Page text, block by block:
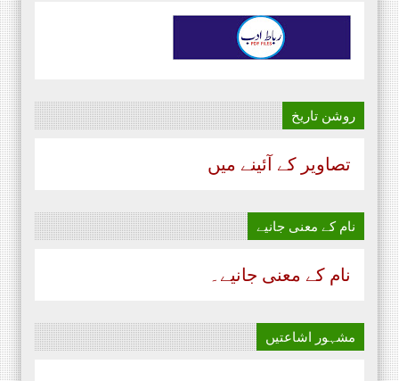
روشن تاریخ
تصاویر کے آئینے میں
نام‌ کے معنی جانیے
نام‌ کے معنی جانیے۔
مشہور اشاعتیں